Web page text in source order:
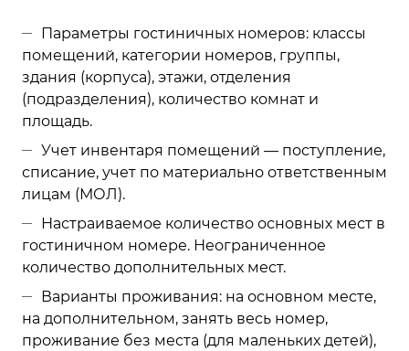
Параметры гостиничных номеров: классы
помещений, категории номеров, группы,
здания (корпуса), этажи, отделения
(подразделения), количество комнат и
площадь.
Учет инвентаря помещений — поступление,
списание, учет по материально ответственным
лицам (МОЛ).
Настраиваемое количество основных мест в
гостиничном номере. Неограниченное
количество дополнительных мест.
Варианты проживания: на основном месте,
на дополнительном, занять весь номер,
проживание без места (для маленьких детей),